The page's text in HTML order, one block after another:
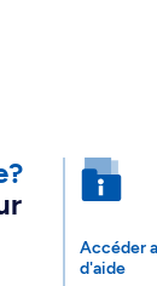
Accéder
d'aide